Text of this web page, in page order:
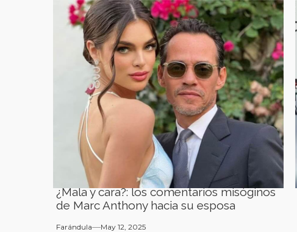
¿Mala y cara?: los comentarios misóginos
de Marc Anthony hacia su esposa
Farándula May 12, 2025